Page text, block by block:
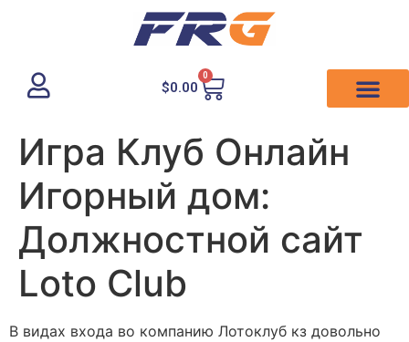
$0.00
0
Игра Клуб Онлайн
Игорный дом:
Должностной сайт
Loto Club
В видах входа во компанию Лотоклуб кз довольно